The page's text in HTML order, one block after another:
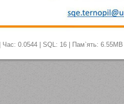
| Час: 0.0544 | SQL: 16 | Пам`ять: 6.55MB